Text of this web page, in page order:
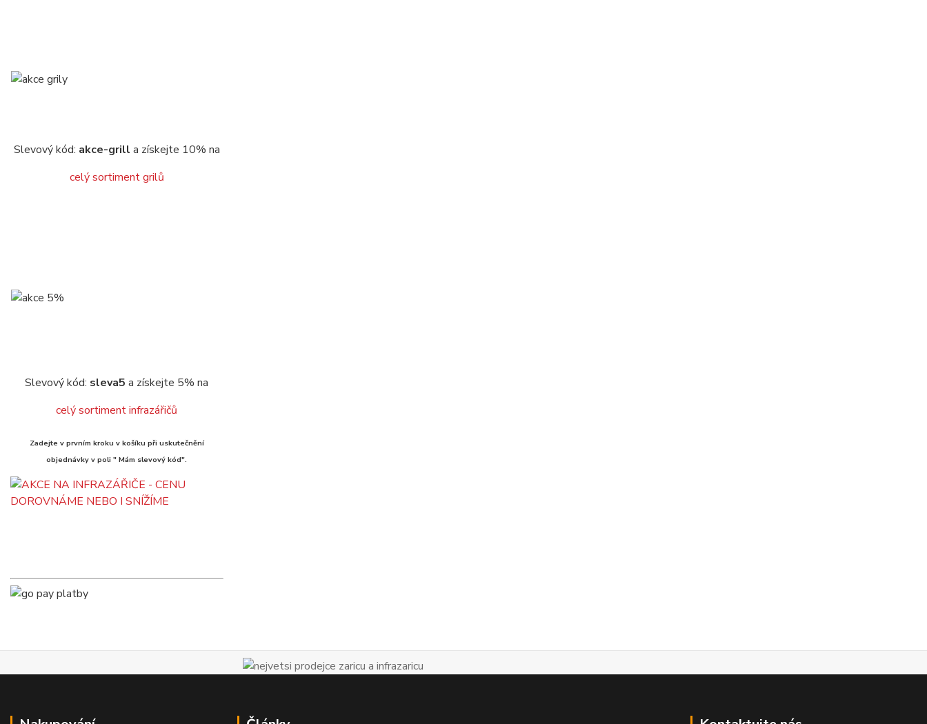
Slevový kód: akce-grill a získejte 10% na
celý sortiment grilů
Slevový kód: sleva5 a získejte 5% na
celý sortiment infrazářičů
Zadejte v prvním kroku v košíku při uskutečnění
objednávky v poli " Mám slevový kód".